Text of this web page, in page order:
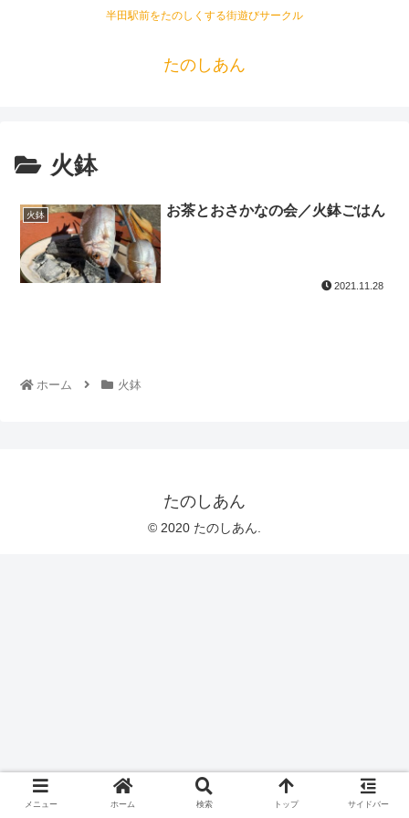
半田駅前をたのしくする街遊びサークル
たのしあん
火鉢
火鉢 お茶とおさかなの会／火鉢ごはん
2021.11.28
ホーム 火鉢
たのしあん
© 2020 たのしあん.
メニュー ホーム 検索 トップ サイドバー